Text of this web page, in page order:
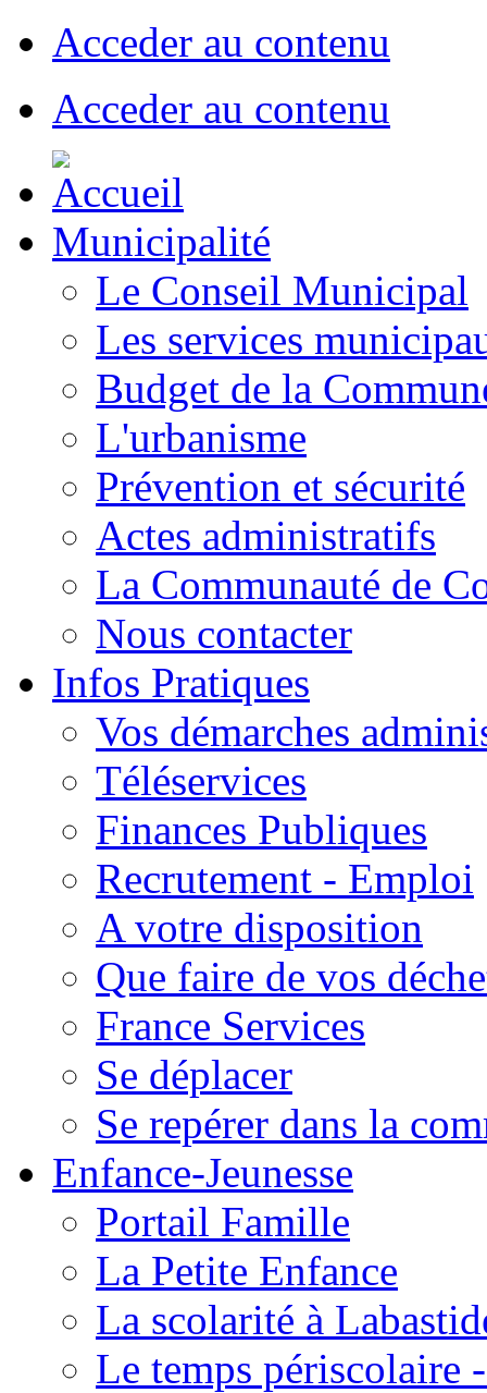
Acceder au contenu
Acceder au contenu
Municipalité
Le Conseil Municipal
Les services
Budget de la
L'urbanisme
Prévention et sécurité
Actes administratifs
La Communauté de
Nous contacter
Infos Pratiques
Vos démarches
Téléservices
Finances Publiques
Recrutement - Emploi
A votre disposition
Que faire de vos
France Services
Se déplacer
Se repérer dans la
Enfance-Jeunesse
Portail Famille
La Petite Enfance
La scolarité à
Le temps périscolaire